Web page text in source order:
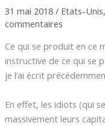
31 mai 2018 / Etats-Unis,
commentaires
Ce qui se produit en ce
instructive de ce qui se
je l’ai écrit
En effet, les idiots (qui
massivement leurs